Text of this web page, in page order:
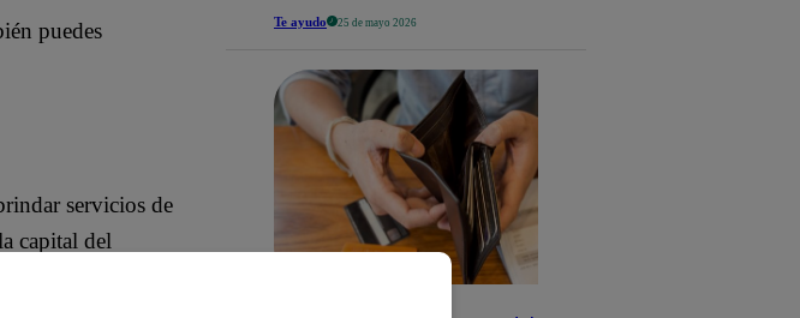
puedes
servicios de
capital del
de Perú.
Te ayudo 25 de mayo 2026